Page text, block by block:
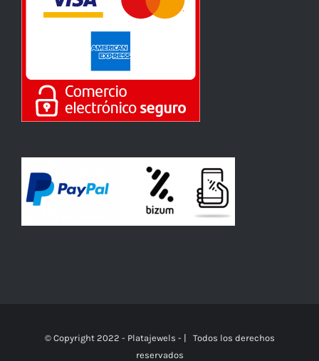
© Copyright 2022 - Platajewels - | Todos los derechos
reservados